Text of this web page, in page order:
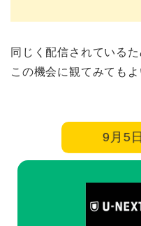
同じく配信されている
この機会に観てみても
9月5